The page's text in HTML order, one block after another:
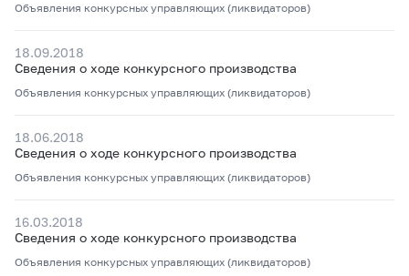
Объявления конкурсных управляющих (ликвидаторов)
18.09.2018
Сведения о ходе конкурсного производства
Объявления конкурсных управляющих (ликвидаторов)
18.06.2018
Сведения о ходе конкурсного производства
Объявления конкурсных управляющих (ликвидаторов)
16.03.2018
Сведения о ходе конкурсного производства
Объявления конкурсных управляющих (ликвидаторов)